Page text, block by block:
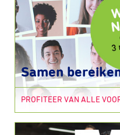
Samen
PROFITEER VAN ALLE